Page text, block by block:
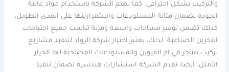
والتركيب بشكل احترافي. كما تهتم الشركة باستخدام مواد عالية
الجودة لضمان متانة المستودعات واستمراريتها على المدى الطويل،
كذلك تضمن توفير مساحات واسعة ومرنة تناسب جميع احتياجات
التخزين الصناعية. لذلك، يعتبر اختيار شركة الرواد لتنفيذ مشاريع
تركيب هناجر في ام القيوين والمستودعات المصاحبة لها الخيار
الأمثل. أيضا، تقدم الشركة استشارات هندسية لضمان تنفيذ